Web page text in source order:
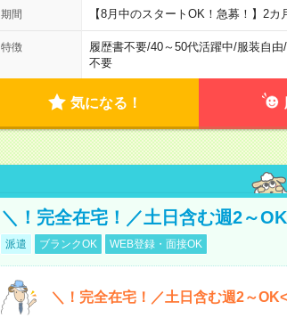
期間 【8月中のスタートOK！急募！】2
特徴 履歴書不要/40～50代活躍中/服装自由/
不要
気になる！
＼！完全在宅！／土日含む週2～
派遣 ブランクOK WEB登録・面接OK
＼！完全在宅！／土日含む週2～